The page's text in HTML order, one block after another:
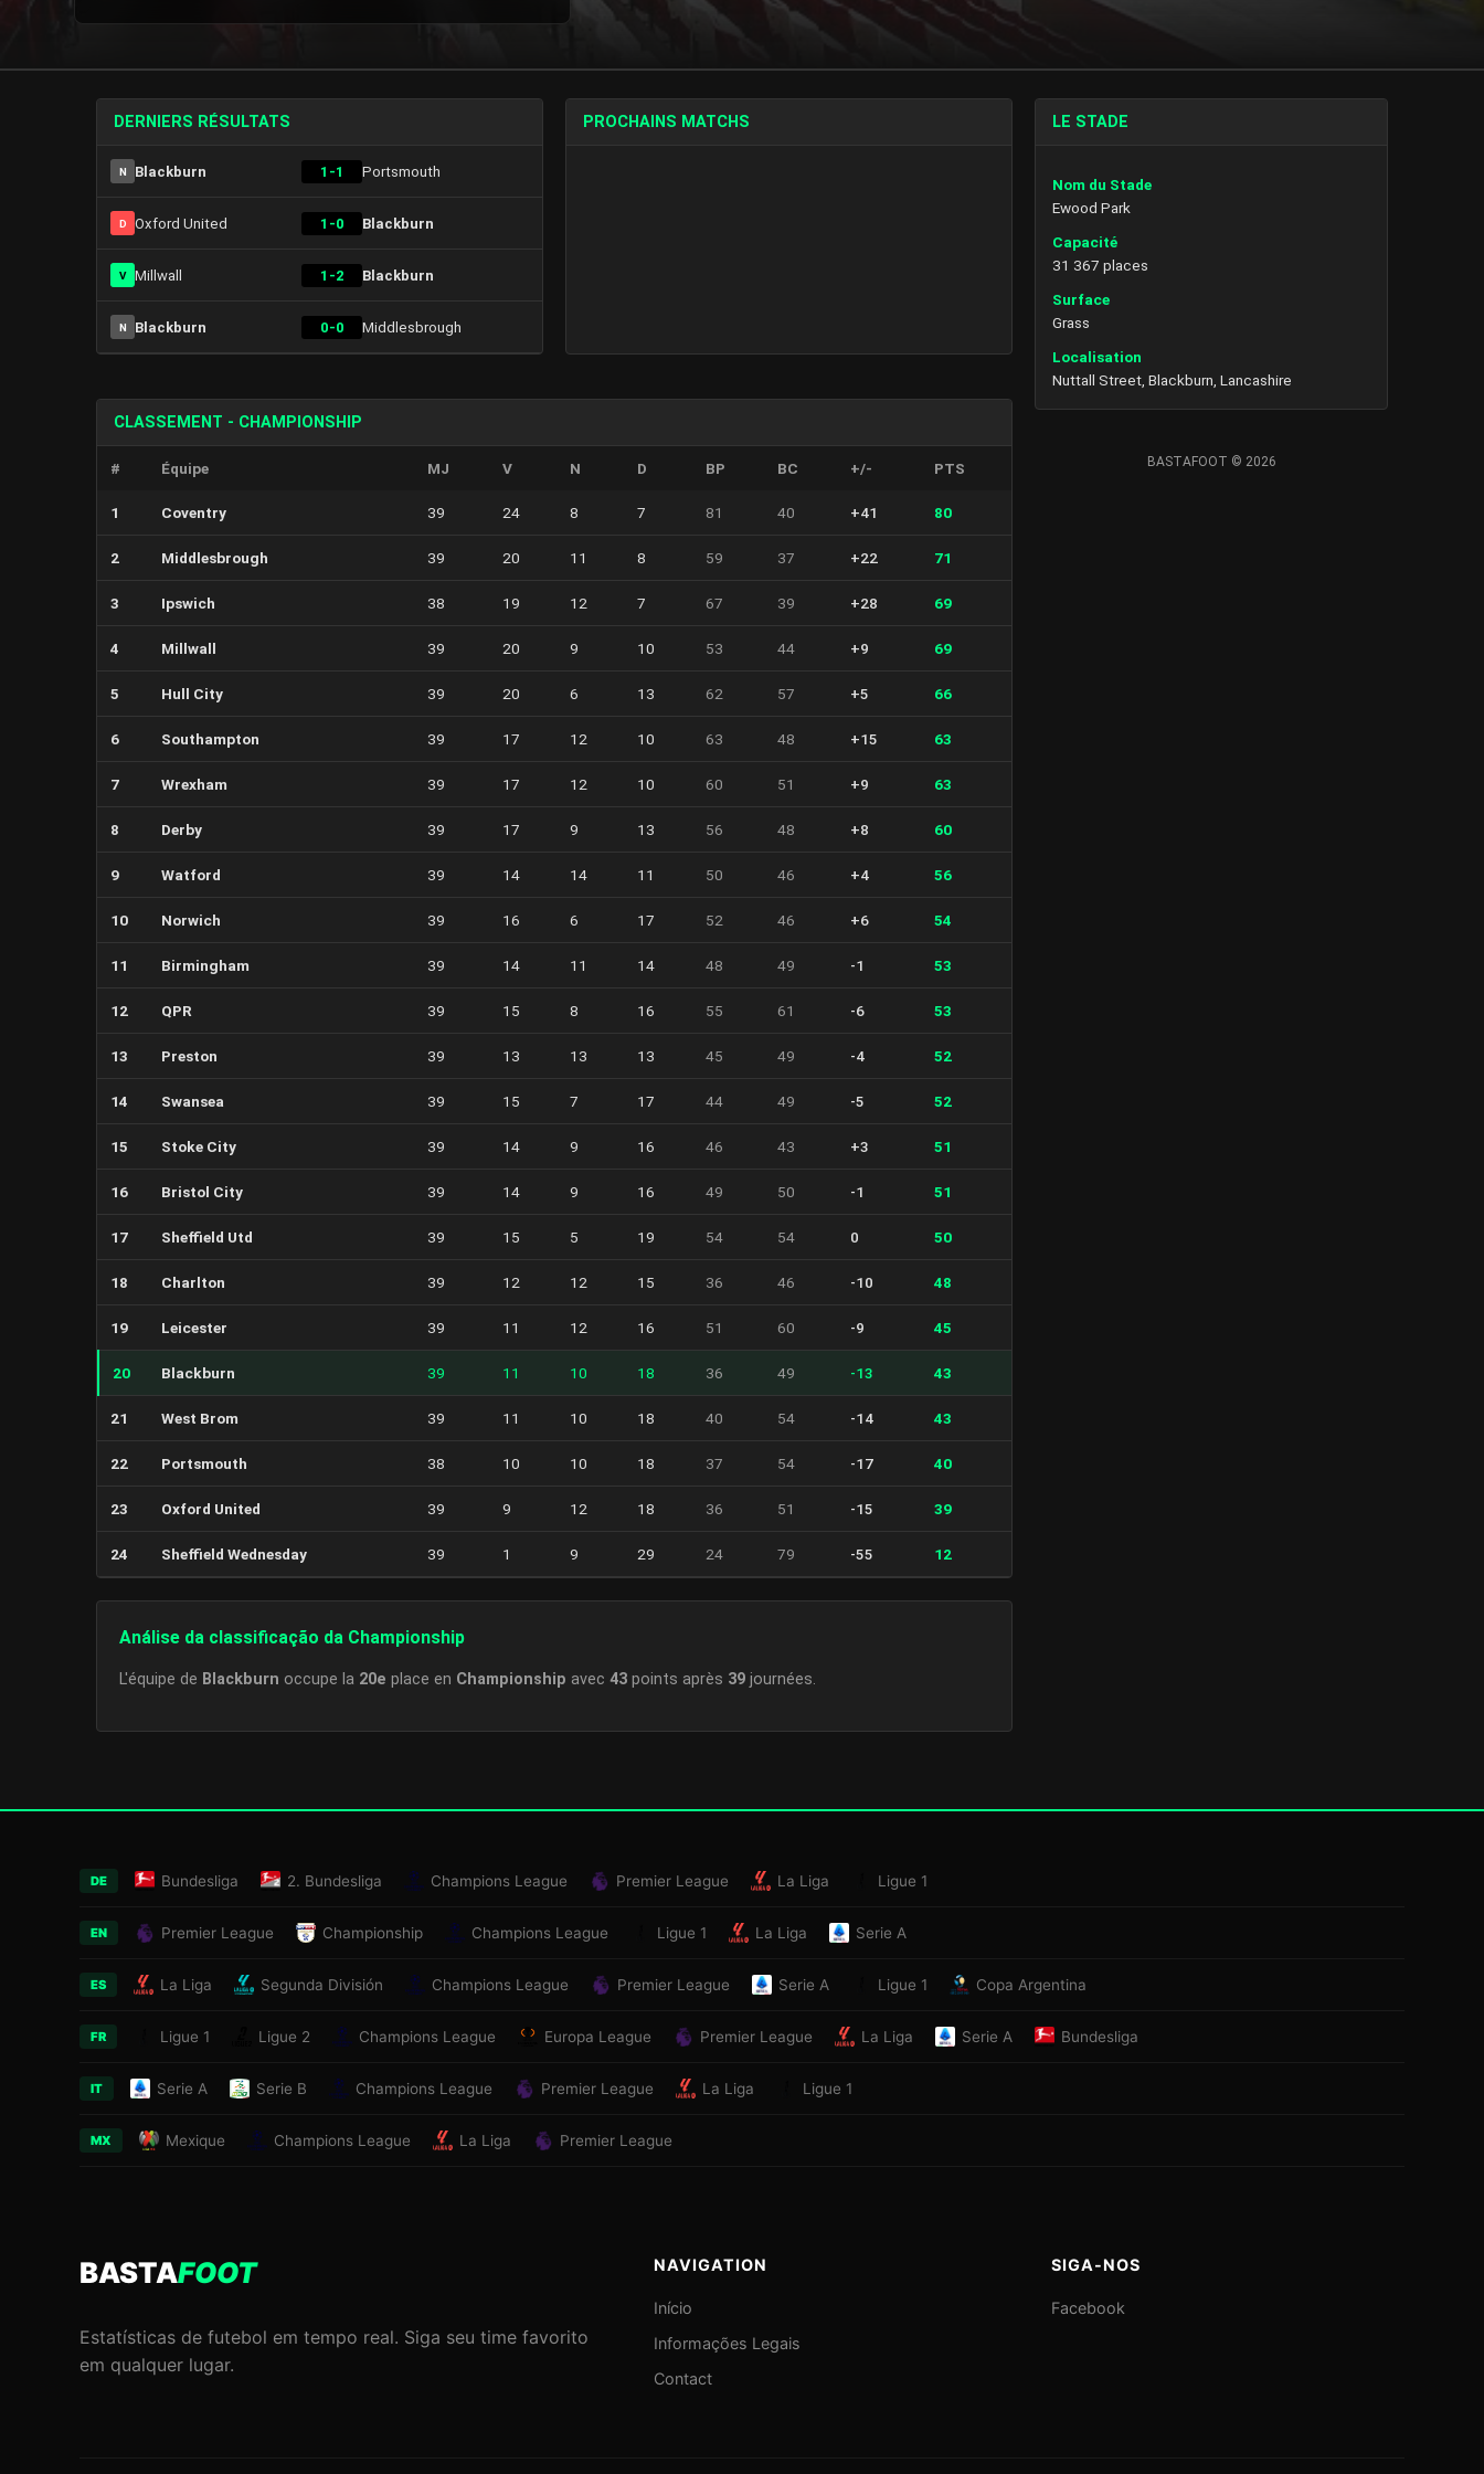
DERNIERS RÉSULTATS
N Blackburn 1-1 Portsmouth
D Oxford United 1-0 Blackburn
V Millwall 1-2 Blackburn
N Blackburn 0-0 Middlesbrough
PROCHAINS MATCHS
CLASSEMENT - CHAMPIONSHIP
# Équipe MJ V N D BP BC +/- PTS
1 Coventry 39 24 8 7 81 40 +41 80
2 Middlesbrough 39 20 11 8 59 37 +22 71
3 Ipswich 38 19 12 7 67 39 +28 69
4 Millwall 39 20 9 10 53 44 +9 69
5 Hull City 39 20 6 13 62 57 +5 66
6 Southampton 39 17 12 10 63 48 +15 63
7 Wrexham 39 17 12 10 60 51 +9 63
8 Derby 39 17 9 13 56 48 +8 60
9 Watford 39 14 14 11 50 46 +4 56
10 Norwich 39 16 6 17 52 46 +6 54
11 Birmingham 39 14 11 14 48 49 -1 53
12 QPR 39 15 8 16 55 61 -6 53
13 Preston 39 13 13 13 45 49 -4 52
14 Swansea 39 15 7 17 44 49 -5 52
15 Stoke City 39 14 9 16 46 43 +3 51
16 Bristol City 39 14 9 16 49 50 -1 51
17 Sheffield Utd 39 15 5 19 54 54 0 50
18 Charlton 39 12 12 15 36 46 -10 48
19 Leicester 39 11 12 16 51 60 -9 45
20 Blackburn 39 11 10 18 36 49 -13 43
21 West Brom 39 11 10 18 40 54 -14 43
22 Portsmouth 38 10 10 18 37 54 -17 40
23 Oxford United 39 9 12 18 36 51 -15 39
24 Sheffield Wednesday 39 1 9 29 24 79 -55 12
Análise da classificação da Championship
L'équipe de Blackburn occupe la 20e place en Championship avec 43 points après 39 journées.
LE STADE
Nom du Stade
Ewood Park
Capacité
31 367 places
Surface
Grass
Localisation
Nuttall Street, Blackburn, Lancashire
BASTAFOOT © 2026
DE Bundesliga 2. Bundesliga Champions League Premier League La Liga Ligue 1
EN Premier League Championship Champions League Ligue 1 La Liga Serie A
ES La Liga Segunda División Champions League Premier League Serie A Ligue 1 Copa Argentina
FR Ligue 1 Ligue 2 Champions League Europa League Premier League La Liga Serie A Bundesliga
IT Serie A Serie B Champions League Premier League La Liga Ligue 1
MX Mexique Champions League La Liga Premier League
BASTAFOOT
Estatísticas de futebol em tempo real. Siga seu time favorito
em qualquer lugar.
NAVIGATION
Início
Informações Legais
Contact
SIGA-NOS
Facebook